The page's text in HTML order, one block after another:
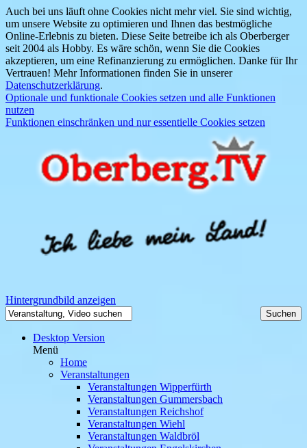
Auch bei uns läuft ohne Cookies nicht mehr viel. Sie sind wichtig,
um unsere Website zu optimieren und Ihnen das bestmögliche
Online-Erlebnis zu bieten. Diese Seite betreibe ich als Oberberger
seit 2004 als Hobby. Es wäre schön, wenn Sie die Cookies
akzeptieren, um eine Refinanzierung zu ermöglichen. Danke für Ihr
Vertrauen! Mehr Informationen finden Sie in unserer
Datenschutzerklärung.
Optionale und funktionale Cookies setzen und alle Funktionen
nutzen
Funktionen einschränken und nur essentielle Cookies setzen
Hintergrundbild anzeigen
Desktop Version
Menü
Home
Veranstaltungen
Veranstaltungen Wipperfürth
Veranstaltungen Gummersbach
Veranstaltungen Reichshof
Veranstaltungen Wiehl
Veranstaltungen Waldbröl